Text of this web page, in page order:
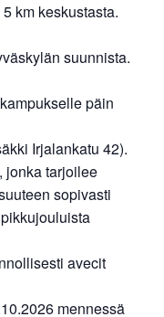
km keskustasta.
suunnista.
päin
Irjalankatu 42).
jonka tarjoilee
sopivasti
avecit
mennessä